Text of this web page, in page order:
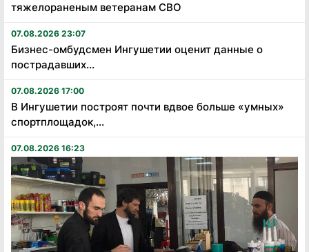
тяжелораненым ветеранам СВО
07.08.2026 23:07
Бизнес-омбудсмен Ингушетии оценит данные о
пострадавших...
07.08.2026 17:00
В Ингушетии построят почти вдвое больше «умных»
спортплощадок,...
07.08.2026 16:23